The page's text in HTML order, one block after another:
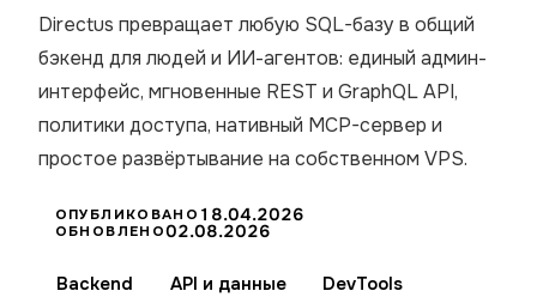
Directus превращает любую SQL-базу в общий
бэкенд для людей и ИИ-агентов: единый админ-
интерфейс, мгновенные REST и GraphQL API,
политики доступа, нативный MCP-сервер и
простое развёртывание на собственном VPS.
ОПУБЛИКОВАНО 18.04.2026
ОБНОВЛЕНО02.08.2026
Backend API и данные DevTools